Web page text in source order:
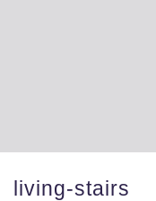
living-stairs